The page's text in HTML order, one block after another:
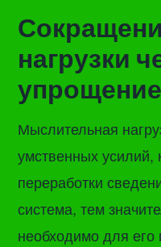
нагрузки
Мыслительная
умственных
переработки
система, тем
необходимо для его